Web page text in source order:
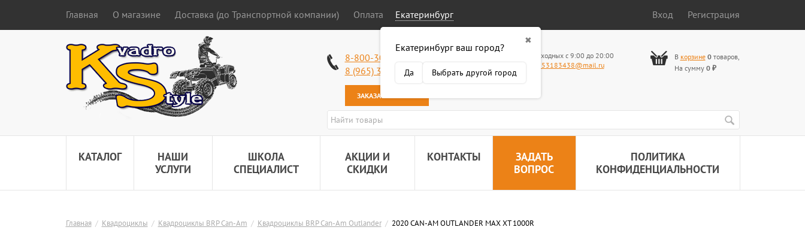
Главная О магазине Доставка (до Транспортной компании) Оплата Екатеринбург
✖
Екатеринбург ваш город?
Да Выбрать другой город
Вход Регистрация
8-800-301-50-58
8 (965) 318-34-38
ЗАКАЗАТЬ ЗВОНОК
Работаем без выходных с 9:00 до 20:00
89653183438@mail.ru
В корзине 0товаров,
На сумму 0 ₽
КАТАЛОГ
НАШИ
УСЛУГИ
ШКОЛА
СПЕЦИАЛИСТ
АКЦИИ И
СКИДКИ
КОНТАКТЫ
ЗАДАТЬ
ВОПРОС
ПОЛИТИКА
КОНФИДЕНЦИАЛЬНОСТИ
Главная / Квадроциклы / Квадроциклы BRP Can-Am / Квадроциклы BRP Can-Am Outlander / 2020 CAN-AM OUTLANDER MAX XT 1000R